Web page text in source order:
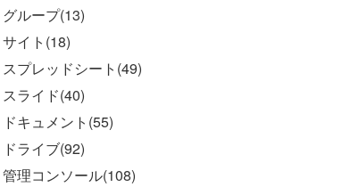
グループ(13)
サイト (18)
スプレッドシート (49)
スライド(40)
ドキュメント (55)
ドライブ(92)
管理コンソール(108)